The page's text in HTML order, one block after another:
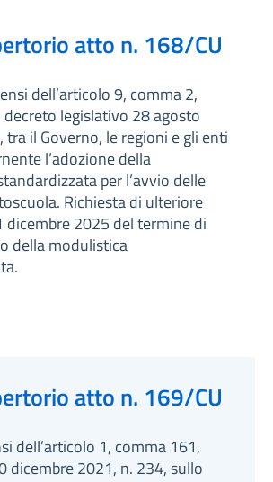
atto n. 168/CU
dell’articolo 9, comma 2,
decreto legislativo 28 agosto
tra il Governo, le regioni e gli enti
l’adozione della
per l’avvio delle
Richiesta di ulteriore
dicembre 2025 del termine di
della modulistica
atto n. 169/CU
dell’articolo 1, comma 161,
dicembre 2021, n. 234, sullo